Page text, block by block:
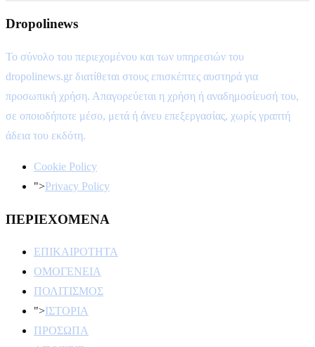
Dropolinews
Το σύνολο του περιεχομένου και των υπηρεσιών του
dropolinews.gr διατίθεται στους επισκέπτες αυστηρά για
προσωπική χρήση. Απαγορεύεται η χρήση ή αναδημοσίευσή του,
σε οποιοδήποτε μέσο, μετά ή άνευ επεξεργασίας, χωρίς γραπτή
άδεια του εκδότη.
Cookie Policy
">Privacy Policy
ΠΕΡΙΕΧΟΜΕΝΑ
ΕΠΙΚΑΙΡΟΤΗΤΑ
ΟΜΟΓΕΝΕΙΑ
ΠΟΛΙΤΙΣΜΟΣ
">ΙΣΤΟΡΙΑ
ΠΡΟΣΩΠΑ